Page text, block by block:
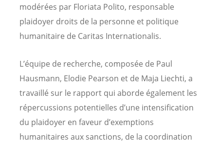
modérées par Floriata Polito, responsable
plaidoyer droits de la personne et politique
humanitaire de Caritas Internationalis.
L’équipe de recherche, composée de Paul
Hausmann, Elodie Pearson et de Maja Liechti, a
travaillé sur le rapport qui aborde également les
répercussions potentielles d’une intensification
du plaidoyer en faveur d’exemptions
humanitaires aux sanctions, de la coordination